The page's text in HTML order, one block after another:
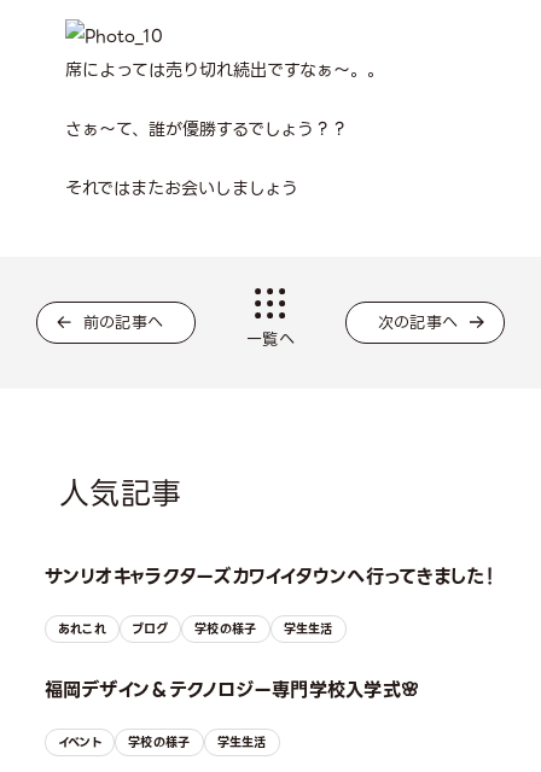
席によっては売り切れ続出ですなぁ～。。
さぁ～て、誰が優勝するでしょう？？
それではまたお会いしましょう
前の記事へ
一覧へ
次の記事へ
人気記事
サンリオキャラクターズカワイイタウンへ行ってきました！
あれこれ ブログ 学校の様子 学生生活
福岡デザイン＆テクノロジー専門学校入学式🌸
イベント 学校の様子 学生生活